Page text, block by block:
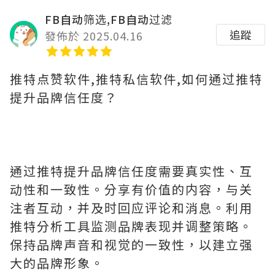
FB自动筛选,FB自动过滤
發佈於 2025.04.16
追蹤
推特点赞软件,推特私信软件,如何通过推特
提升品牌信任度？
通过推特提升品牌信任度需要真实性、互
动性和一致性。分享有价值的内容，与关
注者互动，并及时回应评论和消息。利用
推特分析工具监测品牌表现并调整策略。
保持品牌声音和视觉的一致性，以建立强
大的品牌形象。